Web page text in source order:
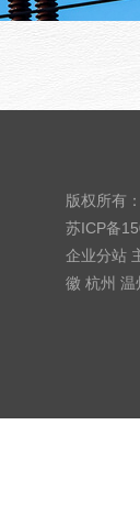
版权所有
苏ICP备
企业分站
徽 杭州 温